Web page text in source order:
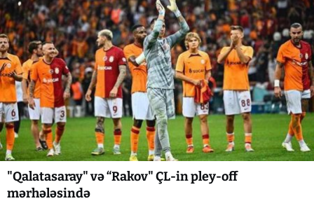
"Qalatasaray" və “Rakov" ÇL-in pley-off
mərhələsində